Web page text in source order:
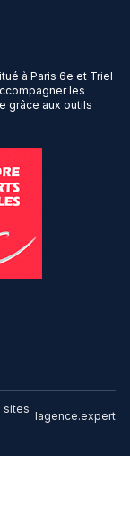
à Paris 6e et Triel
les
grâce aux outils
sites
lagence.expert